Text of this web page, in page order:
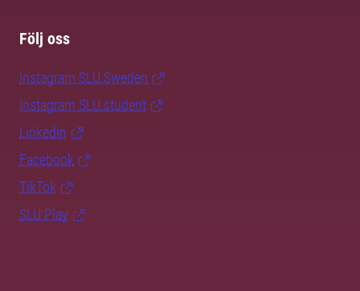
Följ oss
Instagram SLU.Sweden
Instagram SLU.student
LinkedIn
Facebook
TikTok
SLU Play